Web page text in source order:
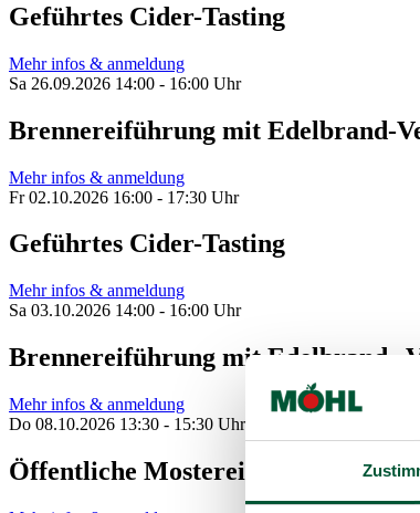
Geführtes Cider-Tasting
Mehr infos & anmeldung
Sa 26.09.2026 14:00 - 16:00 Uhr
Brennereiführung mit Edelbrand-
Mehr infos & anmeldung
Fr 02.10.2026 16:00 - 17:30 Uhr
Geführtes Cider-Tasting
Mehr infos & anmeldung
Sa 03.10.2026 14:00 - 16:00 Uhr
Brennereiführung mit Edelbrand--
Mehr infos & anmeldung
Do 08.10.2026 13:30 - 15:30 Uhr
Öffentliche Mostereiführung mit